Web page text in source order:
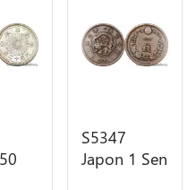
S5347
Japon 1 Sen